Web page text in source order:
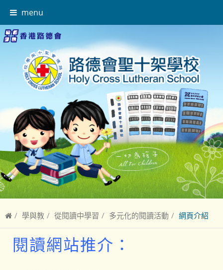
menu
學與教 從閱讀中學習 多元化的閱讀活動 網頁介紹
閱讀網站推介：